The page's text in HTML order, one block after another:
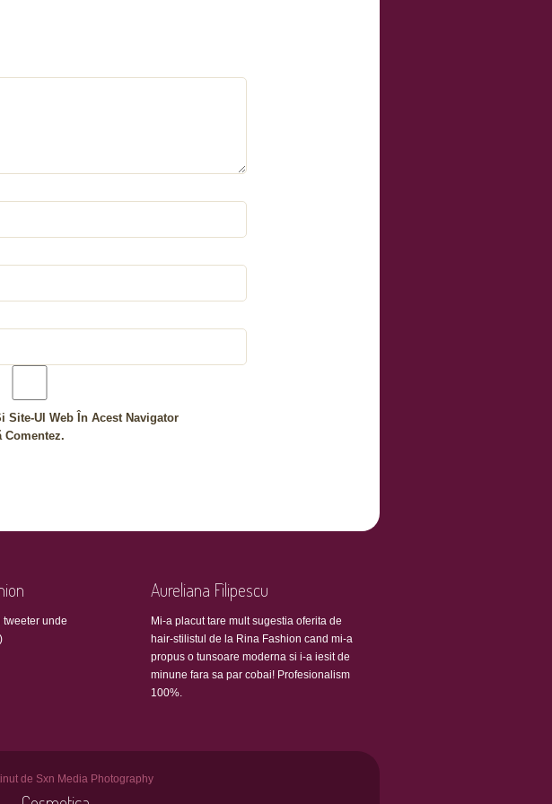
Site-Ul Web În Acest Navigator
Comentez.
tweeter unde
Aureliana Filipescu
Mi-a placut tare mult sugestia oferita de
hair-stilistul de la Rina Fashion cand mi-a
propus o tunsoare moderna si i-a iesit de
minune fara sa par cobai! Profesionalism
100%.
de Sxn Media Photography